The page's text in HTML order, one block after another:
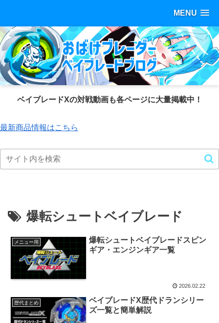
MENU
ベイブレードXの対戦動画も各ページに大量掲載中！
最新商品情報はこちら
爆転シュートベイブレード
メニュー用
爆転シュートベイブレードスピン
ギア・エンジンギア一覧
2026.02.22
歴代まとめ
ベイブレードX歴代ドランシリー
ズ一覧と簡単解説